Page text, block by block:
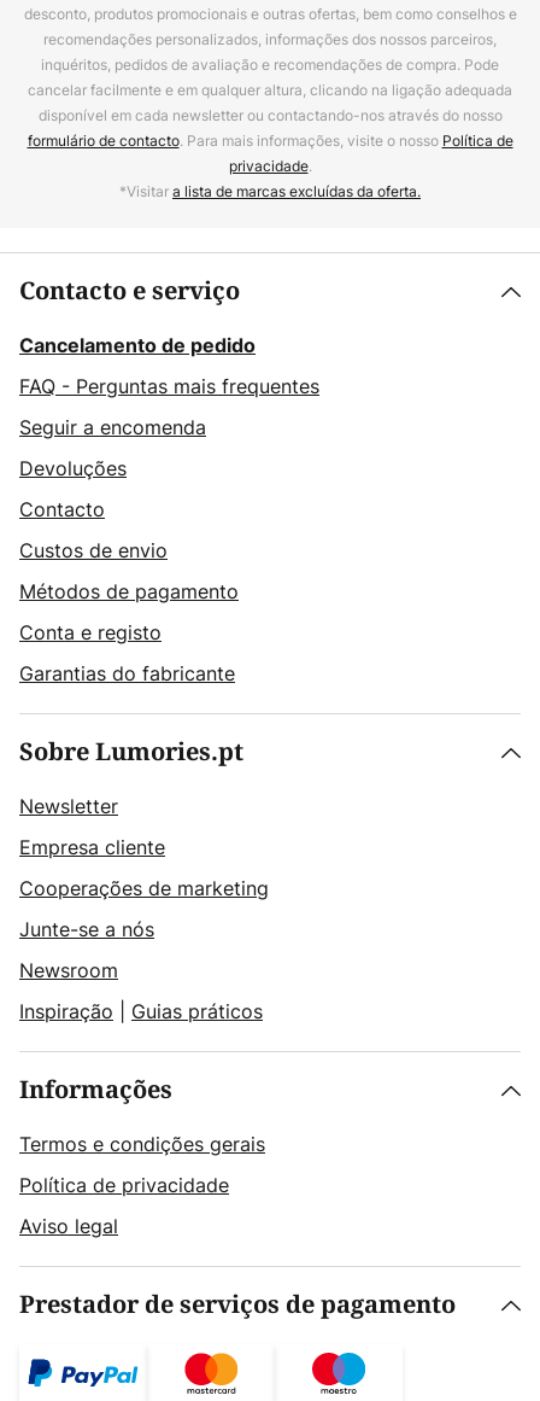
desconto, produtos promocionais e outras ofertas, bem como conselhos e
recomendações personalizados, informações dos nossos parceiros,
inquéritos, pedidos de avaliação e recomendações de compra. Pode
cancelar facilmente e em qualquer altura, clicando na ligação adequada
disponível em cada newsletter ou contactando-nos através do nosso
formulário de contacto. Para mais informações, visite o nosso Política de
privacidade.
*Visitara lista de marcas excluídas da oferta.
Contacto e serviço
Cancelamento de pedido
FAQ - Perguntas mais frequentes
Seguir a encomenda
Devoluções
Contacto
Custos de envio
Métodos de pagamento
Conta e registo
Garantias do fabricante
Sobre Lumories.pt
Newsletter
Empresa cliente
Cooperações de marketing
Junte-se a nós
Newsroom
Inspiração
Guias práticos
Informações
Termos e condições gerais
Política de privacidade
Aviso legal
Prestador de serviços de pagamento